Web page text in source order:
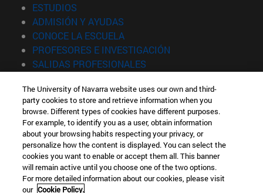
ESTUDIOS
ADMISIÓN Y AYUDAS
CONOCE LA ESCUELA(abre en nueva ventana)
PROFESORES E INVESTIGACIÓN
SALIDAS PROFESIONALES
Información
TFNO +34 943 21 98 77
¿QUÉ GRADO TE INTERESA?
¿QUÉ MÁSTER TE INTERESA?
© Universidad de Navarra
Información legal
The University of Navarra website uses our own and third-
party cookies to store and retrieve information when you
browse. Different types of cookies have different purposes.
For example, to identify you as a user, obtain information
about your browsing habits respecting your privacy, or
personalize how the content is displayed. You can select the
cookies you want to enable or accept them all. This banner
will remain active until you choose one of the two options.
For more detailed information about our cookies, please visit
our Cookie Policy.